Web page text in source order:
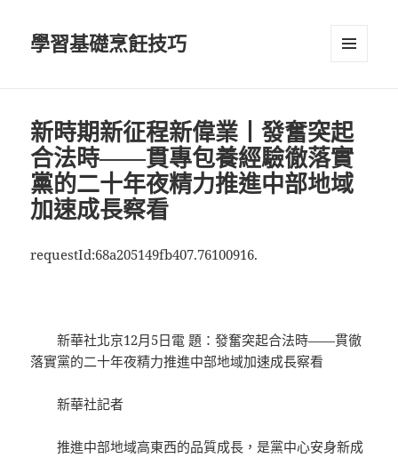
學習基礎烹飪技巧
新時期新征程新偉業丨發奮突起
合法時——貫專包養經驗徹落實
黨的二十年夜精力推進中部地域
加速成長察看
requestId:68a205149fb407.76100916.
新華社北京12月5日電 題：發奮突起合法時——貫徹
落實黨的二十年夜精力推進中部地域加速成長察看
新華社記者
推進中部地域高東西的品質成長，是黨中心安身新成